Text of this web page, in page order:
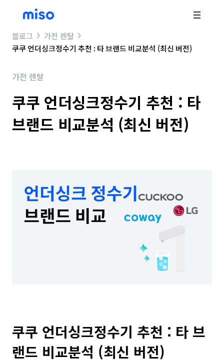
블로그
가전 렌탈
쿠쿠 언더싱크정수기 추천 : 타 브랜드 비교분석 (최신 버전)
가전 렌탈
쿠쿠 언더싱크정수기 추천 : 타
브랜드 비교분석 (최신 버전)
쿠쿠 언더싱크정수기 추천 : 타 브
랜드 비교분석 (최신 버전)